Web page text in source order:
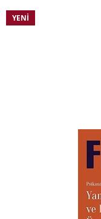
YENI